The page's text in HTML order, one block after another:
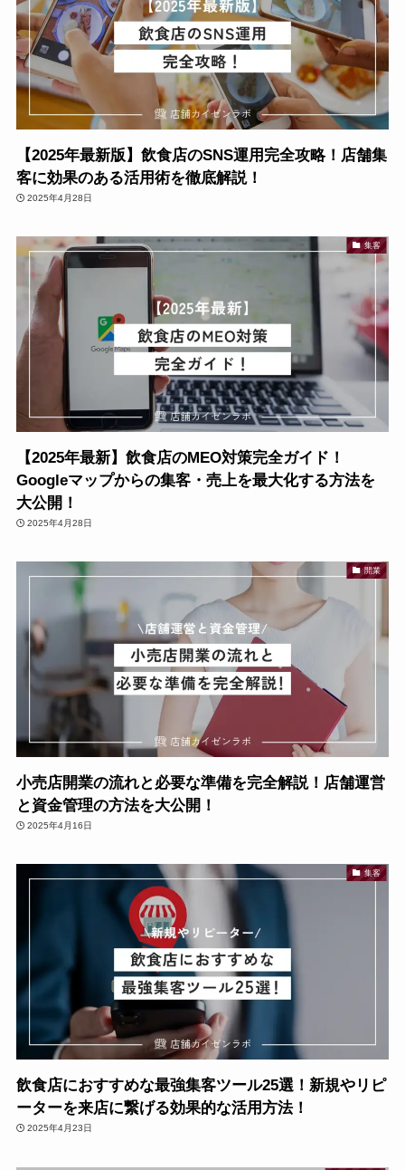
【2025年最新版】飲食店のSNS運用完全攻略！店舗集
客に効果のある活用術を徹底解説！
2025年4月28日
集客
【2025年最新】飲食店のMEO対策完全ガイド！
Googleマップからの集客・売上を最大化する方法を
大公開！
2025年4月28日
開業
小売店開業の流れと必要な準備を完全解説！店舗運営
と資金管理の方法を大公開！
2025年4月16日
集客
飲食店におすすめな最強集客ツール25選！新規やリピ
ーターを来店に繋げる効果的な活用方法！
2025年4月23日